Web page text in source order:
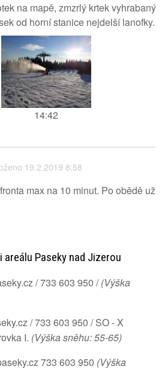
na mapě, zmzrlý krtek vyhrabaný
od horní stanice nejdelší lanofky.
14:42
19.2.2019 8:58
max na 10 minut. Po obědě už
Paseky nad Jizerou
/ 733 603 950 /(Výška
/ 733 603 950 / SO - X
I. (Výška sněhu: 55-65)
733 603 950 (Výška